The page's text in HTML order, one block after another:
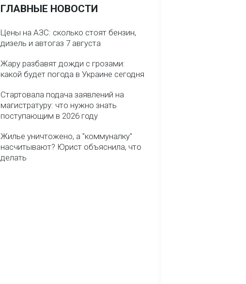
ГЛАВНЫЕ НОВОСТИ
Цены на АЗС: сколько стоят бензин,
дизель и автогаз 7 августа
Жару разбавят дожди с грозами:
какой будет погода в Украине сегодня
Стартовала подача заявлений на
магистратуру: что нужно знать
поступающим в 2026 году
Жилье уничтожено, а "коммуналку"
насчитывают? Юрист объяснила, что
делать